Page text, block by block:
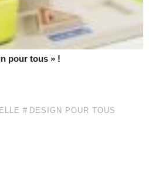
pour tous » !
DESIGN POUR TOUS